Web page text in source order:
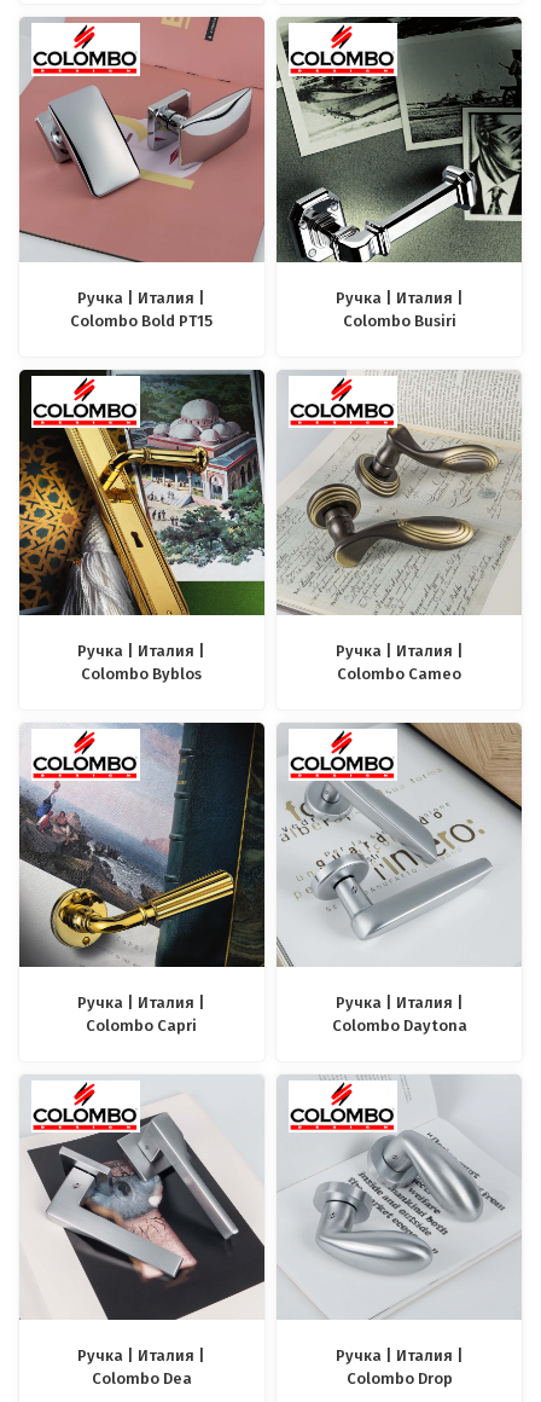
Ручка | Италия |
Colombo Bold PT15
Ручка | Италия |
Colombo Busiri
Ручка | Италия |
Colombo Byblos
Ручка | Италия |
Colombo Cameo
Ручка | Италия |
Colombo Capri
Ручка | Италия |
Colombo Daytona
Ручка | Италия |
Colombo Dea
Ручка | Италия |
Colombo Drop